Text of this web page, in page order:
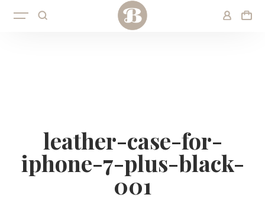
leather-case-for-
iphone-7-plus-black-
001